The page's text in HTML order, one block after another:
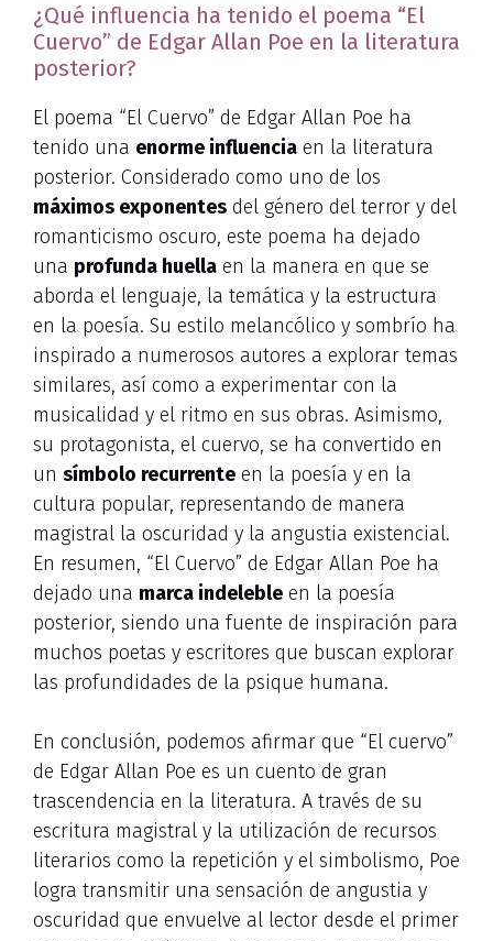
¿Qué influencia ha tenido el poema “El
Cuervo” de Edgar Allan Poe en la literatura
posterior?
El poema “El Cuervo” de Edgar Allan Poe ha
tenido una enorme influencia en la literatura
posterior. Considerado como uno de los
máximos exponentes del género del terror y del
romanticismo oscuro, este poema ha dejado
una profunda huella en la manera en que se
aborda el lenguaje, la temática y la estructura
en la poesía. Su estilo melancólico y sombrío ha
inspirado a numerosos autores a explorar temas
similares, así como a experimentar con la
musicalidad y el ritmo en sus obras. Asimismo,
su protagonista, el cuervo, se ha convertido en
un símbolo recurrente en la poesía y en la
cultura popular, representando de manera
magistral la oscuridad y la angustia existencial.
En resumen, “El Cuervo” de Edgar Allan Poe ha
dejado una marca indeleble en la poesía
posterior, siendo una fuente de inspiración para
muchos poetas y escritores que buscan explorar
las profundidades de la psique humana.
En conclusión, podemos afirmar que “El cuervo”
de Edgar Allan Poe es un cuento de gran
trascendencia en la literatura. A través de su
escritura magistral y la utilización de recursos
literarios como la repetición y el simbolismo, Poe
logra transmitir una sensación de angustia y
oscuridad que envuelve al lector desde el primer